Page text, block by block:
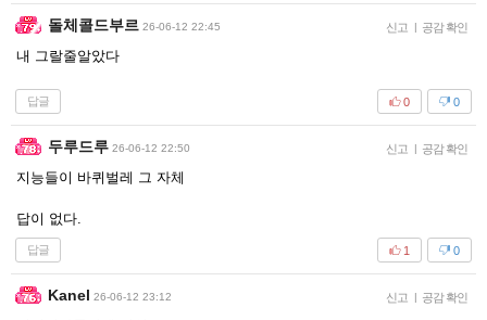
돌체콜드부르 26-06-12 22:45 신고 | 공감 확인
내 그랄줄알았다
답글 0
0
두루드루 26-06-12 22:50 신고 | 공감 확인
지능들이 바퀴벌레 그 자체
답이 없다.
답글 0
1
Kanel 26-06-12 23:12 신고 | 공감 확인